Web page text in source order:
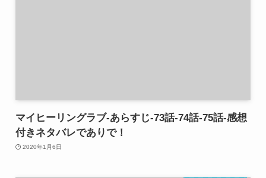
マイヒーリングラブ-あらすじ-73話-74話-75話-感想
付きネタバレでありで！
2020年1月6日